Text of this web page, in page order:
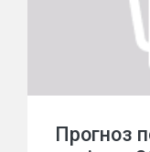
Прогноз